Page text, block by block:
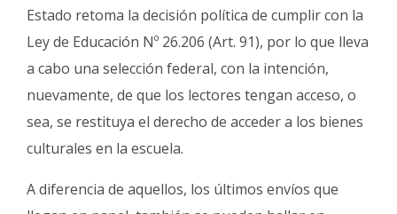
Estado retoma la decisión política de cumplir con la
Ley de Educación Nº 26.206 (Art. 91), por lo que lleva
a cabo una selección federal, con la intención,
nuevamente, de que los lectores tengan acceso, o
sea, se restituya el derecho de acceder a los bienes
culturales en la escuela.
A diferencia de aquellos, los últimos envíos que